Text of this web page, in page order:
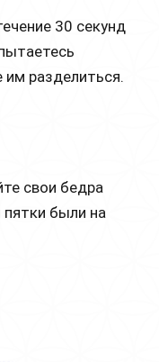
30 секунд
им разделиться.
свои бедра
были на